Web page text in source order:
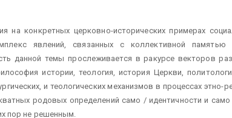
конкретных церковно-исторических примерах
явлений, связанных с коллективной
данной темы прослеживается в ракурсе векторов
истории, теология, история Церкви,
и теологических механизмов в процессах этно-
родовых определений само / идентичности и
пор не решенным.